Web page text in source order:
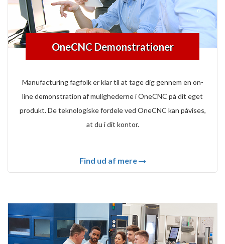
OneCNC Demonstrationer
Manufacturing fagfolk er klar til at tage dig gennem en on-
line demonstration af mulighederne i OneCNC på dit eget
produkt. De teknologiske fordele ved OneCNC kan påvises,
at du i dit kontor.
Find ud af mere